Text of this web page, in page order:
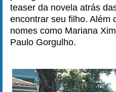
teaser da novela atrás
encontrar seu filho. Além
nomes como Mariana
Paulo Gorgulho.